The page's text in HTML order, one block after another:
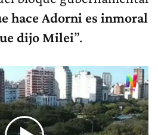
hace Adorni es inmoral
dijo Milei”.